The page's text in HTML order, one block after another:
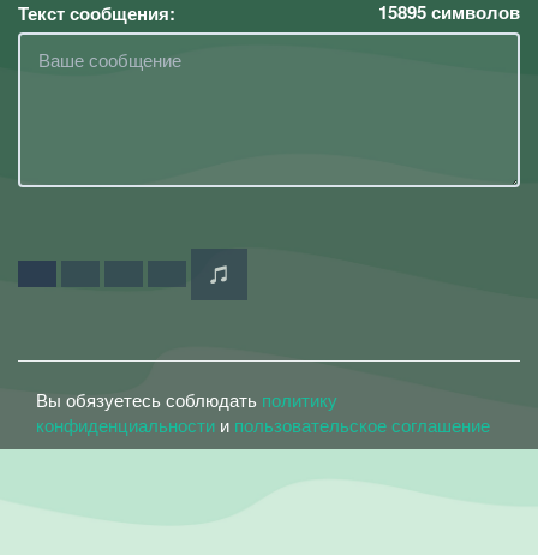
Текст сообщения: 15895символов
Вы обязуетесь соблюдать политику
конфиденциальности и пользовательское соглашение